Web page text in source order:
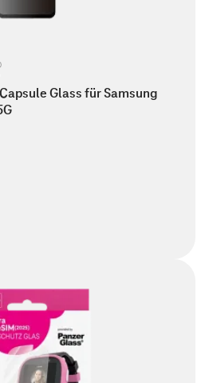
Glass für Samsung